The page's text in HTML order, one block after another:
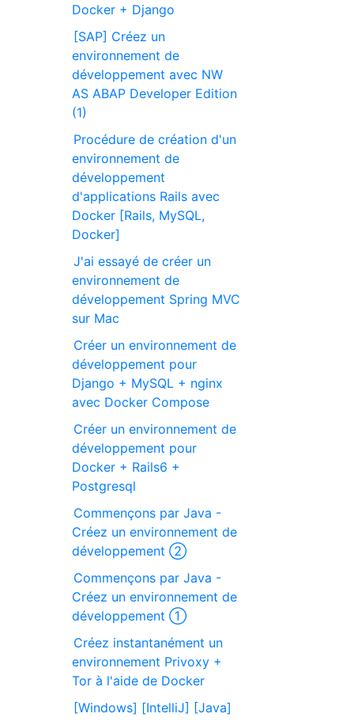
Docker + Django
[SAP] Créez un
environnement de
développement avec NW
AS ABAP Developer Edition
(1)
Procédure de création d'un
environnement de
développement
d'applications Rails avec
Docker [Rails, MySQL,
Docker]
J'ai essayé de créer un
environnement de
développement Spring MVC
sur Mac
Créer un environnement de
développement pour
Django + MySQL + nginx
avec Docker Compose
Créer un environnement de
développement pour
Docker + Rails6 +
Postgresql
Commençons par Java -
Créez un environnement de
développement ②
Commençons par Java -
Créez un environnement de
développement ①
Créez instantanément un
environnement Privoxy +
Tor à l'aide de Docker
[Windows] [IntelliJ] [Java]